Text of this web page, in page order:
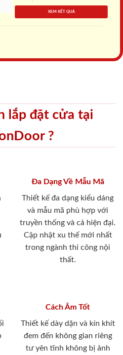
XEM KẾT QUẢ
lắp đặt cửa tại
?
Đa Dạng Về Mẫu Mã
Thiết kế đa dạng kiểu dáng
và mẫu mã phù hợp với
truyền thống và cả hiện đại.
Cập nhật xu thế mới nhất
trong ngành thi công nội
thất.
Cách Âm Tốt
Thiết kế dày dặn và kín khít
đem đến không gian riêng
tư yên tĩnh không bị ảnh